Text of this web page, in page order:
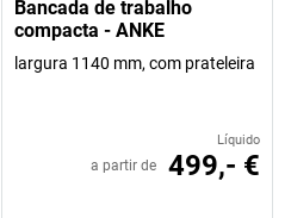
Bancada de trabalho
compacta - ANKE
largura 1140 mm, com prateleira
Líquido
a partir de 499,- €